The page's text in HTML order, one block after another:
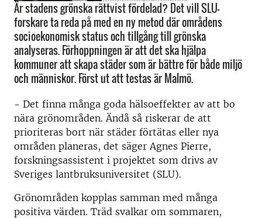
Är stadens grönska rättvist fördelad? Det vill SLU-
forskare ta reda på med en ny metod där områdens
socioekonomisk status och tillgång till grönska
analyseras. Förhoppningen är att det ska hjälpa
kommuner att skapa städer som är bättre för både miljö
och människor. Först ut att testas är Malmö.
- Det finna många goda hälsoeffekter av att bo
nära grönområden. Ändå så riskerar de att
prioriteras bort när städer förtätas eller nya
områden planeras, det säger Agnes Pierre,
forskningsassistent i projektet som drivs av
Sveriges lantbruksuniversitet (SLU).
Grönområden kopplas samman med många
positiva värden. Träd svalkar om sommaren,